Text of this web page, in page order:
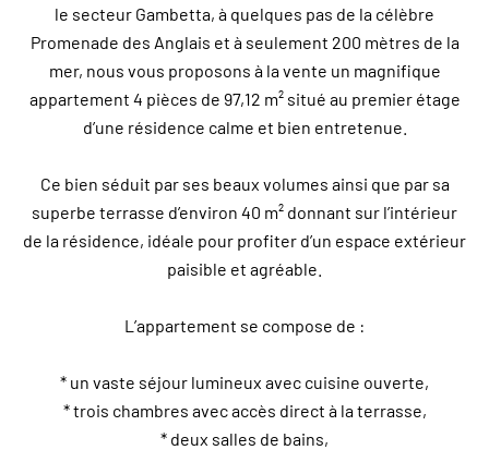
le secteur Gambetta, à quelques pas de la célèbre
Promenade des Anglais et à seulement 200 mètres de la
mer, nous vous proposons à la vente un magnifique
appartement 4 pièces de 97,12 m² situé au premier étage
d’une résidence calme et bien entretenue.
Ce bien séduit par ses beaux volumes ainsi que par sa
superbe terrasse d’environ 40 m² donnant sur l’intérieur
de la résidence, idéale pour profiter d’un espace extérieur
paisible et agréable.
L’appartement se compose de :
* un vaste séjour lumineux avec cuisine ouverte,
* trois chambres avec accès direct à la terrasse,
* deux salles de bains,